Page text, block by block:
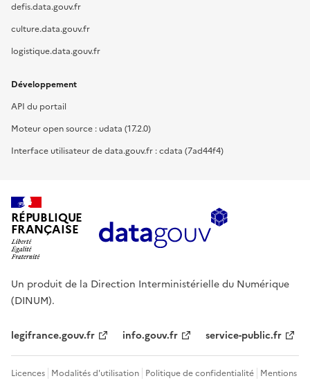
defis.data.gouv.fr
culture.data.gouv.fr
logistique.data.gouv.fr
Développement
API du portail
Moteur open source : udata (17.2.0)
Interface utilisateur de data.gouv.fr : cdata (7ad44f4)
RÉPUBLIQUE
FRANÇAISE
Un produit de la Direction Interministérielle du Numérique
(DINUM).
legifrance.gouv.fr info.gouv.fr service-public.fr
Licences Modalités d'utilisation Politique de confidentialité Mentions